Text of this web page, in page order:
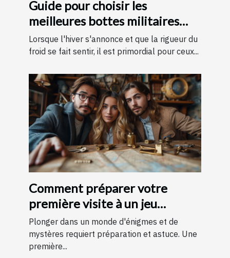
Guide pour choisir les
meilleures bottes militaires
pour l'hiver
Lorsque l'hiver s'annonce et que la rigueur du
froid se fait sentir, il est primordial pour ceux...
Comment préparer votre
première visite à un jeu
d'évasion : conseils et astuces
pour une expérience
mémorable
Plonger dans un monde d'énigmes et de
mystères requiert préparation et astuce. Une
première...